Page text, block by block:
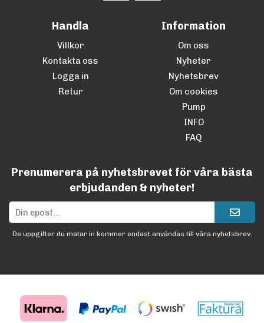
Handla
Villkor
Kontakta oss
Logga in
Retur
Information
Om oss
Nyheter
Nyhetsbrev
Om cookies
Pump
INFO
FAQ
Prenumerera på nyhetsbrevet för våra bästa
erbjudanden & nyheter!
De uppgifter du matar in kommer endast användas till våra nyhetsbrev.